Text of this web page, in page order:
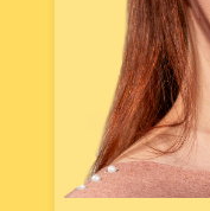
© OpenStreetMap